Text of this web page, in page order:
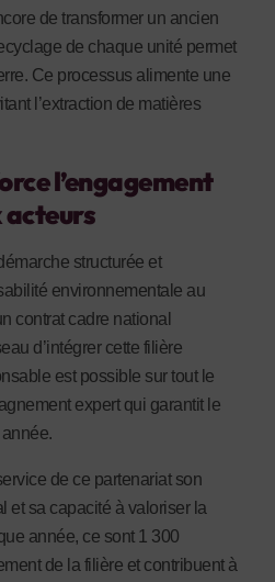
de transformer un ancien
de chaque unité permet
Ce processus alimente une
l’extraction de matières
l’engagement
acteurs
structurée et
environnementale au
contrat cadre national
d’intégrer cette filière
est possible sur tout le
expert qui garantit le
de ce partenariat son
et sa capacité à valoriser la
année, ce sont 1 300
de la filière et contribuent à